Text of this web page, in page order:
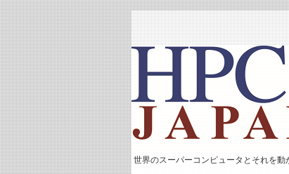
世界のスーパーコンピュータとそれを動